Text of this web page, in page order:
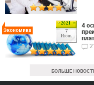
2021
7
Июнь
Экономика
4
БОЛЬШЕ